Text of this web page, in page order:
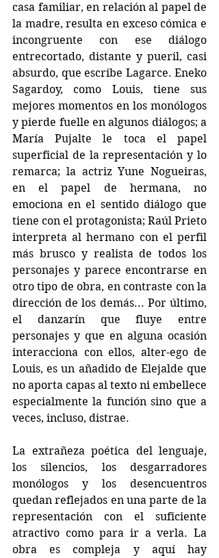
casa familiar, en relación al papel de
la madre, resulta en exceso cómica e
incongruente con ese diálogo
entrecortado, distante y pueril, casi
absurdo, que escribe Lagarce. Eneko
Sagardoy, como Louis, tiene sus
mejores momentos en los monólogos
y pierde fuelle en algunos diálogos; a
María Pujalte le toca el papel
superficial de la representación y lo
remarca; la actriz Yune Nogueiras,
en el papel de hermana, no
emociona en el sentido diálogo que
tiene con el protagonista; Raúl Prieto
interpreta al hermano con el perfil
más brusco y realista de todos los
personajes y parece encontrarse en
otro tipo de obra, en contraste con la
dirección de los demás... Por último,
el danzarín que fluye entre
personajes y que en alguna ocasión
interacciona con ellos, alter-ego de
Louis, es un añadido de Elejalde que
no aporta capas al texto ni embellece
especialmente la función sino que a
veces, incluso, distrae.
La extrañeza poética del lenguaje,
los silencios, los desgarradores
monólogos y los desencuentros
quedan reflejados en una parte de la
representación con el suficiente
atractivo como para ir a verla. La
obra es compleja y aquí hay